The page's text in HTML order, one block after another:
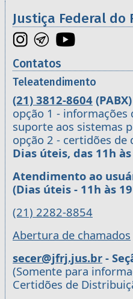
Justiça Federal do
Contatos
Teleatendimento
(21) 3812-8604 (PABX)
opção 1 - informações
suporte aos sistemas
opção 2 - certidões de
Dias úteis, das 11h
Atendimento ao
(Dias úteis - 11h às
(21) 2282-8854
Abertura de chamados
secer@jfrj.jus.br -
(Somente para
Certidões de